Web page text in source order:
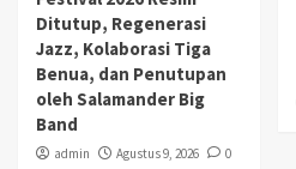
Ditutup, Regenerasi
Jazz, Kolaborasi Tiga
Benua, dan Penutupan
oleh Salamander Big
Band
admin Agustus 9, 2026 0